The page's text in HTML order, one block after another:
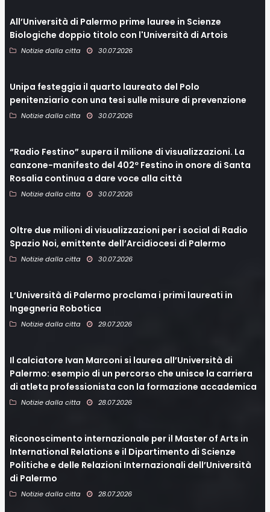
All’Università di Palermo prime lauree in Scienze
Biologiche doppio titolo con l'Università di Artois
Notizie dalla citta 30.07.2026
Unipa festeggia il quarto laureato del Polo
penitenziario con una tesi sulle misure di prevenzione
Notizie dalla citta 30.07.2026
“Radio Festino” supera il milione di visualizzazioni. La
canzone-manifesto del 402º Festino in onore di Santa
Rosalia continua a dare voce alla città
Notizie dalla citta 30.07.2026
Oltre due milioni di visualizzazioni per i social di Radio
Spazio Noi, emittente dell’Arcidiocesi di Palermo
Notizie dalla citta 30.07.2026
L’Università di Palermo proclama i primi laureati in
Ingegneria Robotica
Notizie dalla citta 29.07.2026
Il calciatore Ivan Marconi si laurea all’Università di
Palermo: esempio di un percorso che unisce la carriera
di atleta professionista con la formazione accademica
Notizie dalla citta 28.07.2026
Riconoscimento internazionale per il Master of Arts in
International Relations e il Dipartimento di Scienze
Politiche e delle Relazioni Internazionali dell’Università
di Palermo
Notizie dalla citta 28.07.2026